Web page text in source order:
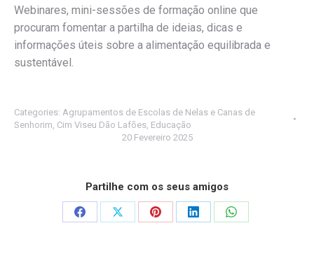
Webinares, mini-sessões de formação online que
procuram fomentar a partilha de ideias, dicas e
informações úteis sobre a alimentação equilibrada e
sustentável.
Categories: Agrupamentos de Escolas de Nelas e Canas de
Senhorim, Cim Viseu Dão Lafões, Educação
20 Fevereiro 2025
Partilhe com os seus amigos
Share
Share
Share
Share
Share